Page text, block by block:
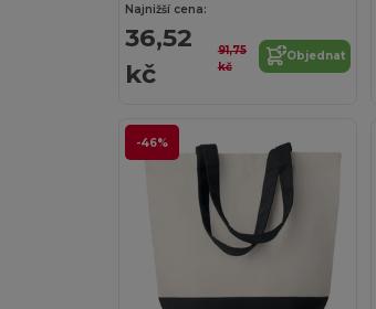
Najnižší cena:
36,52
kč
91,75
kč
Objednat
-46%